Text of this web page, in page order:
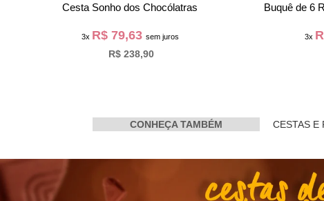
Coração de Bombom e Stitch
3x R$ 99,30 sem juros
R$ 297,90
Delicado Box
3x
CONHEÇA TAMBÉM
CESTAS E